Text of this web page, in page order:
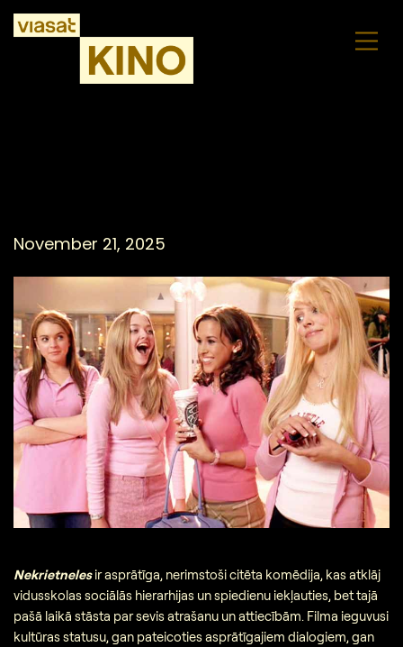
November 21, 2025
Nekrietnelesir asprātīga, nerimstoši citēta komēdija, kas atklāj
vidusskolas sociālās hierarhijas un spiedienu iekļauties, bet tajā
pašā laikā stāsta par sevis atrašanu un attiecībām. Filma ieguvusi
kultūras statusu, gan pateicoties asprātīgajiem dialogiem, gan